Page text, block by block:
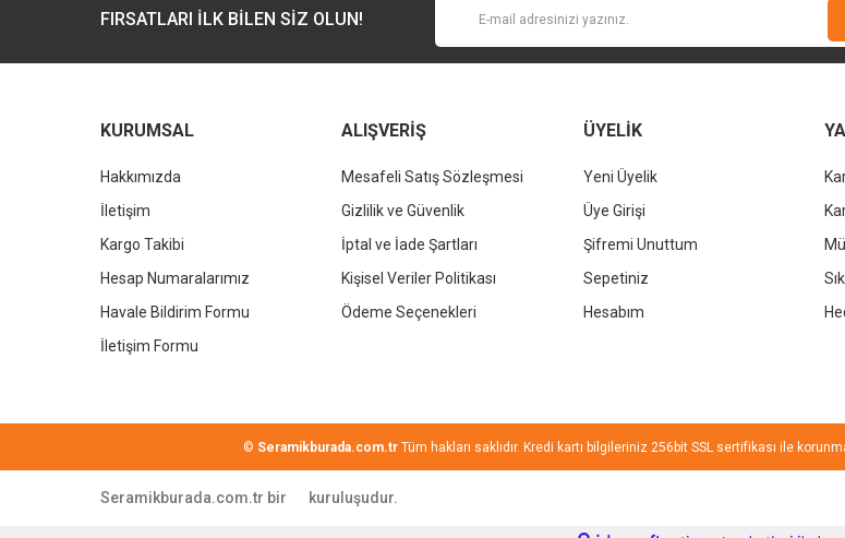
Ürün fiyatı diğer sitelerden daha pahalı.
FIRSATLARI İLK BİLEN SİZ OLUN!
KURUMSAL
Hakkımızda
İletişim
Kargo Takibi
Hesap Numaralarımız
Havale Bildirim Formu
İletişim Formu
ALIŞVERİŞ
Mesafeli Satış Sözleşmesi
Gizlilik ve Güvenlik
İptal ve İade Şartları
Kişisel Veriler Politikası
Ödeme Seçenekleri
ÜYELİK
Yeni Üyelik
Üye Girişi
Şifremi Unuttum
Sepetiniz
Hesabım
© Seramikburada.com.tr Tüm hakları saklıdır. Kredi kartı bilgileriniz 256bit SSL sertifikası ile
Seramikburada.com.tr bir kuruluşudur.